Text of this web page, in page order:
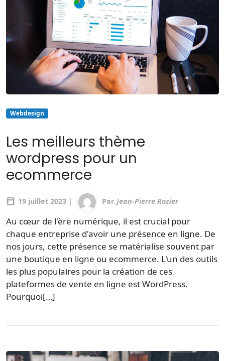
Webdesign
Les meilleurs thème
wordpress pour un
ecommerce
calendar_today 19 juillet 2023 | Par Jean-Pierre Rozier
Au cœur de l'ère numérique, il est crucial pour
chaque entreprise d'avoir une présence en ligne. De
nos jours, cette présence se matérialise souvent par
une boutique en ligne ou ecommerce. L'un des outils
les plus populaires pour la création de ces
plateformes de vente en ligne est WordPress.
Pourquoi[…]